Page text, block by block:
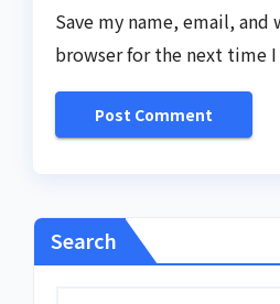
Save my name, email,
browser for the next time
Search